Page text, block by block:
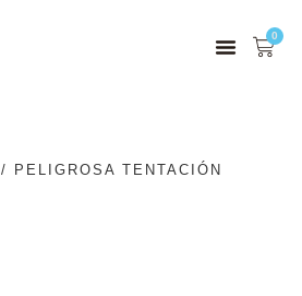
0
/ PELIGROSA TENTACIÓN